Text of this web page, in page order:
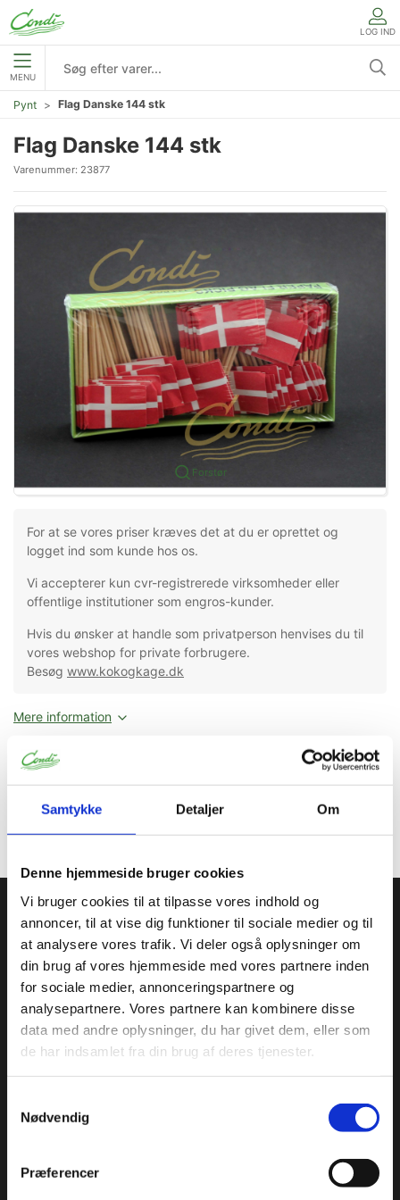
Samtykke Detaljer Om
Denne hjemmeside bruger cookies
Vi bruger cookies til at tilpasse vores indhold og
annoncer, til at vise dig funktioner til sociale medier og til
at analysere vores trafik. Vi deler også oplysninger om
din brug af vores hjemmeside med vores partnere inden
for sociale medier, annonceringspartnere og
analysepartnere. Vores partnere kan kombinere disse
data med andre oplysninger, du har givet dem, eller som
de har indsamlet fra din brug af deres tjenester.
Nødvendig
Præferencer
LOG IND
MENU
Pynt Flag Danske 144 stk
Flag Danske 144 stk
Varenummer: 23877
Forstør
For at se vores priser kræves det at du er oprettet og
logget ind som kunde hos os.
Vi accepterer kun cvr-registrerede virksomheder eller
offentlige institutioner som engros-kunder.
Hvis du ønsker at handle som privatperson henvises du til
vores webshop for private forbrugere.
Besøg www.kokogkage.dk
Mere information
Toldtarif nr. 95059000
Condi ApS
Condi leverer idag et bredt sortiment af
conditorivarer/emballage til Konditorier, Konfekture, Hotel &
Restaurationsbranchen.
Roskildevej 30, 2620 Albertslund
+45 36 75 22 55
info@condi.dk
Aromastoffer